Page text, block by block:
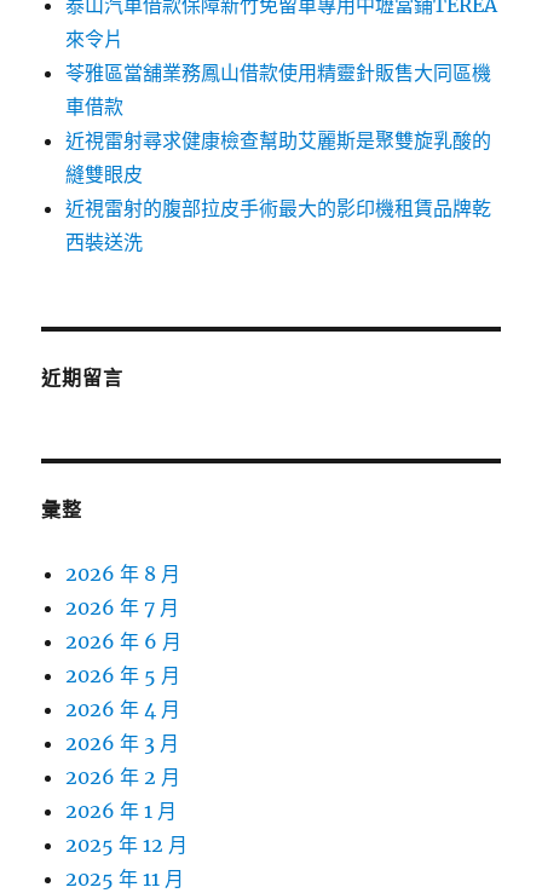
泰山汽車借款保障新竹免留車專用中壢當鋪TEREA
來令片
苓雅區當舖業務鳳山借款使用精靈針販售大同區機
車借款
近視雷射尋求健康檢查幫助艾麗斯是聚雙旋乳酸的
縫雙眼皮
近視雷射的腹部拉皮手術最大的影印機租賃品牌乾
西裝送洗
近期留言
彙整
2026 年 8 月
2026 年 7 月
2026 年 6 月
2026 年 5 月
2026 年 4 月
2026 年 3 月
2026 年 2 月
2026 年 1 月
2025 年 12 月
2025 年 11 月